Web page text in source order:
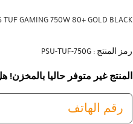
TUF GAMING 750W 80+ GOLD BLACK
رمز المنتج : PSU-TUF-750G
المنتج غير متوفر حاليا